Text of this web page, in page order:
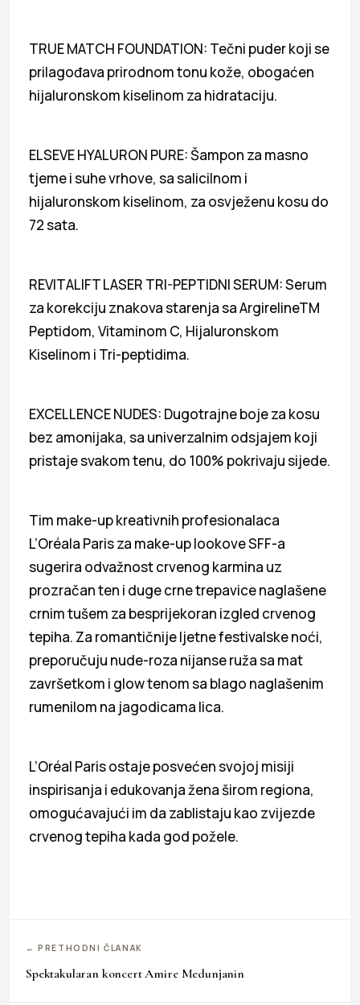
TRUE MATCH FOUNDATION: Tečni puder koji se
prilagođava prirodnom tonu kože, obogaćen
hijaluronskom kiselinom za hidrataciju.
ELSEVE HYALURON PURE: Šampon za masno
tjeme i suhe vrhove, sa salicilnom i
hijaluronskom kiselinom, za osvježenu kosu do
72 sata.
REVITALIFT LASER TRI-PEPTIDNI SERUM: Serum
za korekciju znakova starenja sa ArgirelineTM
Peptidom, Vitaminom C, Hijaluronskom
Kiselinom i Tri-peptidima.
EXCELLENCE NUDES: Dugotrajne boje za kosu
bez amonijaka, sa univerzalnim odsjajem koji
pristaje svakom tenu, do 100% pokrivaju sijede.
Tim make-up kreativnih profesionalaca
L’Oréala Paris za make-up lookove SFF-a
sugerira odvažnost crvenog karmina uz
prozračan ten i duge crne trepavice naglašene
crnim tušem za besprijekoran izgled crvenog
tepiha. Za romantičnije ljetne festivalske noći,
preporučuju nude-roza nijanse ruža sa mat
završetkom i glow tenom sa blago naglašenim
rumenilom na jagodicama lica.
L’Oréal Paris ostaje posvećen svojoj misiji
inspirisanja i edukovanja žena širom regiona,
omogućavajući im da zablistaju kao zvijezde
crvenog tepiha kada god požele.
← PRETHODNI ČLANAK
Spektakularan koncert Amire Medunjanin